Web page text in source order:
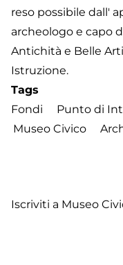
reso possibile dall'
archeologo e capo
Antichità e Belle
Istruzione.
Tags
Fondi
Punto di
Museo Civico
Iscriviti a Museo